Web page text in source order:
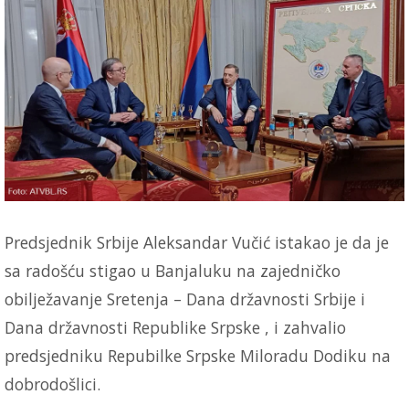
Predsjednik Srbije Aleksandar Vučić istakao je da je
sa radošću stigao u Banjaluku na zajedničko
obilježavanje Sretenja – Dana državnosti Srbije i
Dana državnosti Republike Srpske , i zahvalio
predsjedniku Repubilke Srpske Miloradu Dodiku na
dobrodošlici.